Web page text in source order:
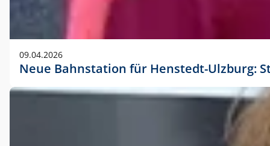
09.04.2026
Neue Bahnstation für Henstedt-Ulzburg: